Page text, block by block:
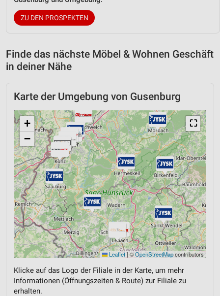
ZU DEN PROSPEKTEN
Finde das nächste Möbel & Wohnen Geschäft
in deiner Nähe
Karte der Umgebung von Gusenburg
⛶
+
−
Leaflet |©OpenStreetMapcontributors
Klicke auf das Logo der Filiale in der Karte, um mehr
Informationen (Öffnungszeiten & Route) zur Filiale zu
erhalten.